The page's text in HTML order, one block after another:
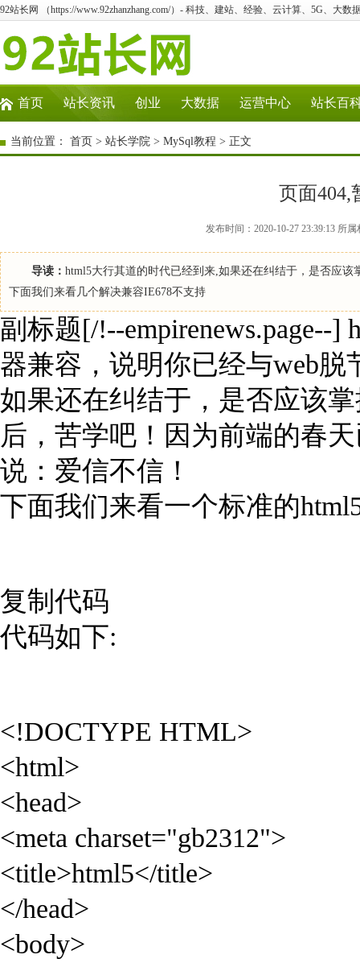
92站长网 （https://www.92zhanzhang.com/）- 科技、建站、经验、云计算、5G、大数
首页 站长资讯 创业 大数据 运营中心 站长百
当前位置： 首页 > 站长学院 > MySql教程 > 正文
页面404,
发布时间：2020-10-27 23:39:13 所
导读： html5大行其道的时代已经到来,如果还在纠结于，是否应
下面我们来看几个解决兼容IE678不支持
副标题[/!--
器兼容，说明你已经与web
如果还在纠结于，是否应该
后，苦学吧！因为前端的春
说：爱信不信！
下面我们来看一个标准的
复制代码
代码如下:
<!DOCTYPE HTML>
<html>
<head>
<meta charset="gb2312">
<title>html5</title>
</head>
<body>